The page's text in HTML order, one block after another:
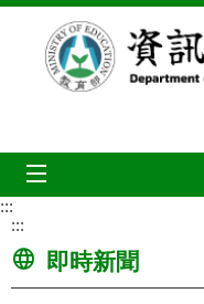
跳到主要內容區塊
:::
:::
即時新聞